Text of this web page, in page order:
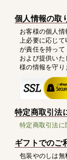
個人情報の取
お客様の個人
上必要に応じ
が責任を持っ
および提供い
様の情報を守り
特定商取引法
特定商取引法に
ギフトでのご
包装やのしは